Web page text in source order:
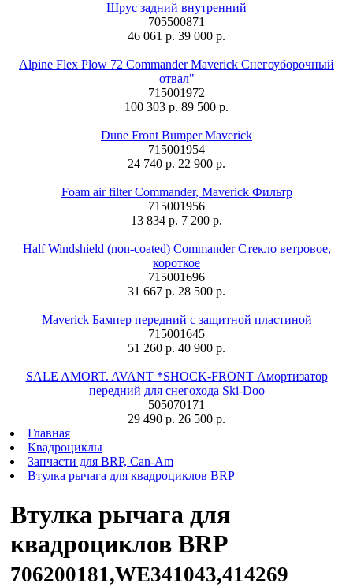
Шрус задний внутренний
705500871
46 061 р. 39 000 р.
Alpine Flex Plow 72 Commander Maverick Снегоуборочный
отвал"
715001972
100 303 р. 89 500 р.
Dune Front Bumper Maverick
715001954
24 740 р. 22 900 р.
Foam air filter Commander, Maverick Фильтр
715001956
13 834 р. 7 200 р.
Half Windshield (non-coated) Commander Стекло ветровое,
короткое
715001696
31 667 р. 28 500 р.
Maverick Бампер передний с защитной пластиной
715001645
51 260 р. 40 900 р.
SALE AMORT. AVANT *SHOCK-FRONT Амортизатор
передний для снегохода Ski-Doo
505070171
29 490 р. 26 500 р.
Главная
Квадроциклы
Запчасти для BRP, Can-Am
Втулка рычага для квадроциклов BRP
Втулка рычага для
квадроциклов BRP
706200181,WE341043,414269